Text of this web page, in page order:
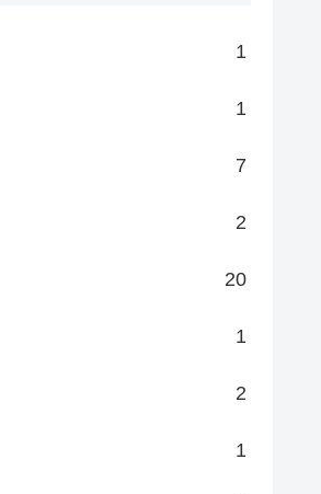
1
1
7
2
20
1
2
1